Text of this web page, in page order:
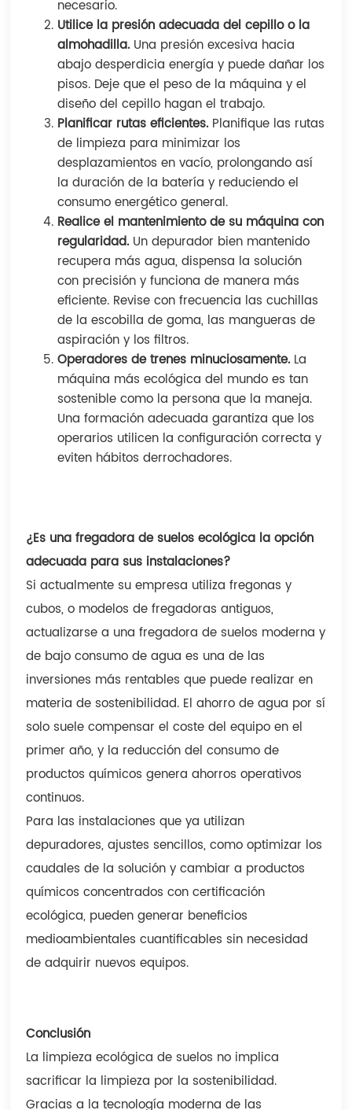
necesario.
Utilice la presión adecuada del cepillo o la
almohadilla.Una presión excesiva hacia
abajo desperdicia energía y puede dañar los
pisos. Deje que el peso de la máquina y el
diseño del cepillo hagan el trabajo.
Planificar rutas eficientes.Planifique las rutas
de limpieza para minimizar los
desplazamientos en vacío, prolongando así
la duración de la batería y reduciendo el
consumo energético general.
Realice el mantenimiento de su máquina con
regularidad.Un depurador bien mantenido
recupera más agua, dispensa la solución
con precisión y funciona de manera más
eficiente. Revise con frecuencia las cuchillas
de la escobilla de goma, las mangueras de
aspiración y los filtros.
Operadores de trenes minuciosamente.La
máquina más ecológica del mundo es tan
sostenible como la persona que la maneja.
Una formación adecuada garantiza que los
operarios utilicen la configuración correcta y
eviten hábitos derrochadores.
¿Es una fregadora de suelos ecológica la opción
adecuada para sus instalaciones?
Si actualmente su empresa utiliza fregonas y
cubos, o modelos de fregadoras antiguos,
actualizarse a una fregadora de suelos moderna y
de bajo consumo de agua es una de las
inversiones más rentables que puede realizar en
materia de sostenibilidad. El ahorro de agua por sí
solo suele compensar el coste del equipo en el
primer año, y la reducción del consumo de
productos químicos genera ahorros operativos
continuos.
Para las instalaciones que ya utilizan
depuradores, ajustes sencillos, como optimizar los
caudales de la solución y cambiar a productos
químicos concentrados con certificación
ecológica, pueden generar beneficios
medioambientales cuantificables sin necesidad
de adquirir nuevos equipos.
Conclusión
La limpieza ecológica de suelos no implica
sacrificar la limpieza por la sostenibilidad.
Gracias a la tecnología moderna de las